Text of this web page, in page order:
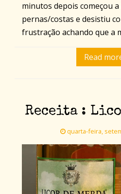
minutos depois começou
pernas/costas e desistiu
frustração achando que a
Read
Receita :
quarta-feira,